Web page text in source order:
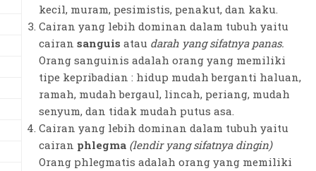
kecil, muram, pesimistis, penakut, dan kaku.
Cairan yang lebih dominan dalam tubuh yaitu
cairan sanguis atau darah yang sifatnya panas.
Orang sanguinis adalah orang yang memiliki
tipe kepribadian : hidup mudah berganti haluan,
ramah, mudah bergaul, lincah, periang, mudah
senyum, dan tidak mudah putus asa.
Cairan yang lebih dominan dalam tubuh yaitu
cairan phlegma (lendir yang sifatnya dingin)
Orang phlegmatis adalah orang yang memiliki